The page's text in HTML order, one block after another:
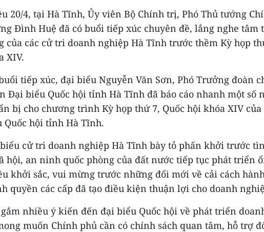
20/4, tại Hà Tĩnh, Ủy viên Bộ Chính trị, Phó Thủ tướng
Đình Huệ đã có buổi tiếp xúc chuyên đề, lắng nghe tâm
của các cử tri doanh nghiệp Hà Tĩnh trước thềm Kỳ họp
XIV.
tiếp xúc, đại biểu Nguyễn Văn Sơn, Phó Trưởng đoàn
Đại biểu Quốc hội tỉnh Hà Tĩnh đã báo cáo nhanh một số
bị cho chương trình Kỳ họp thứ 7, Quốc hội khóa XIV
Quốc hội tỉnh Hà Tĩnh.
cử tri doanh nghiệp Hà Tĩnh bày tỏ phấn khởi trước
hội, an ninh quốc phòng của đất nước tiếp tục phát triển
khởi sắc, vui mừng trước những đổi mới về cải cách
quyền các cấp đã tạo điều kiện thuận lợi cho doanh
nhiều ý kiến đến đại biểu Quốc hội về phát triển
muốn Chính phủ cần có chính sách quan tâm, hỗ trợ